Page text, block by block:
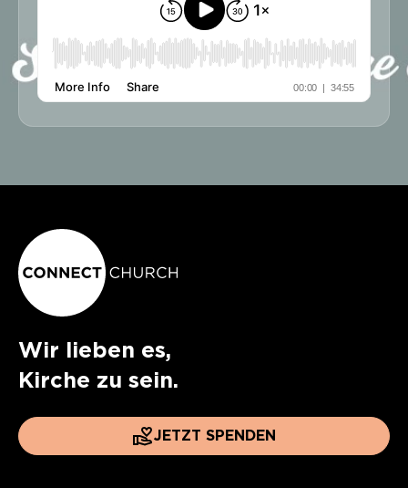
Wir lieben es,
Kirche zu sein.
JETZT SPENDEN